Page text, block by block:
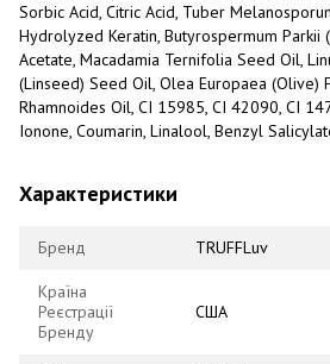
Sorbic Acid, Citric Acid, Tuber
Hydrolyzed Keratin, Butyrospermum Parkii
Acetate, Macadamia Ternifolia Seed Oil,
(Linseed) Seed Oil, Olea Europaea (Olive)
Rhamnoides Oil, CI 15985, CI 42090, CI
Ionone, Coumarin, Linalool, Benzyl
Характеристики
Бренд TRUFFLuv
Країна
Реєстрації
Бренду
США